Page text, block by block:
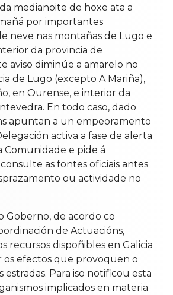
medianoite de hoxe ata a
por importantes
neve nas montañas de Lugo e
da provincia de
aviso diminúe a amarelo no
de Lugo (excepto A Mariña),
en Ourense, e interior da
En todo caso, dado
apuntan a un empeoramento
activa a fase de alerta
e pide á
as fontes oficiais antes
ou actividade no
Goberno, de acordo co
de Actuacións,
recursos dispoñibles en Galicia
os efectos que provoquen o
estradas. Para iso notificou esta
implicados en materia